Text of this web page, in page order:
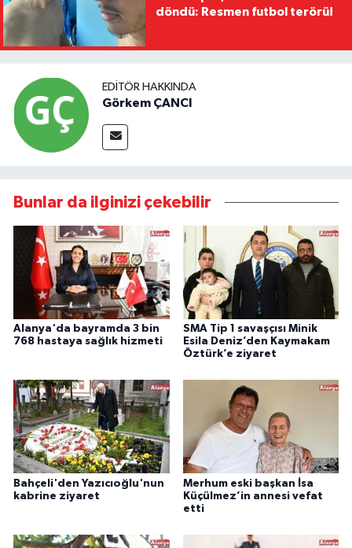
döndü: Resmen futbol terörü!
EDITÖR HAKKINDA
Görkem ÇANCI
Bunlar da ilginizi çekebilir
Alanya'da bayramda 3 bin
768 hastaya sağlık hizmeti
SMA Tip 1 savaşçısı Minik
Esila Deniz’den Kaymakam
Öztürk’e ziyaret
Bahçeli'den Yazıcıoğlu'nun
kabrine ziyaret
Merhum eski başkan İsa
Küçülmez’in annesi vefat
etti